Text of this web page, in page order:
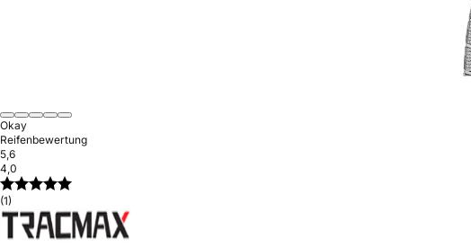
Okay
Reifenbewertung
5,6
4,0
(1)